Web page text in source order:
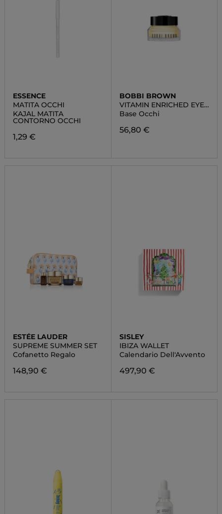
ESSENCE
MATITA OCCHI
KAJAL MATITA
CONTORNO OCCHI
1,29 €
BOBBI BROWN
VITAMIN ENRICHED EYE
BASE
Base Occhi
56,80 €
ESTÉE LAUDER
SUPREME SUMMER SET
Cofanetto Regalo
148,90 €
SISLEY
IBIZA WALLET
Calendario Dell'Avvento
497,90 €